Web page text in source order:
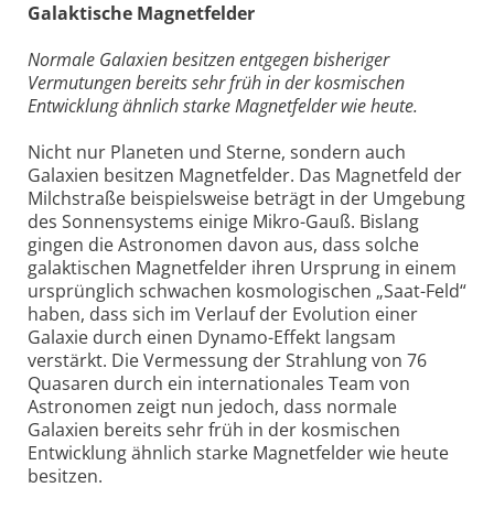
Galaktische Magnetfelder
Normale Galaxien besitzen entgegen bisheriger
Vermutungen bereits sehr früh in der kosmischen
Entwicklung ähnlich starke Magnetfelder wie heute.
Nicht nur Planeten und Sterne, sondern auch
Galaxien besitzen Magnetfelder. Das Magnetfeld der
Milchstraße beispielsweise beträgt in der Umgebung
des Sonnensystems einige Mikro-Gauß. Bislang
gingen die Astronomen davon aus, dass solche
galaktischen Magnetfelder ihren Ursprung in einem
ursprünglich schwachen kosmologischen „Saat-Feld“
haben, dass sich im Verlauf der Evolution einer
Galaxie durch einen Dynamo-Effekt langsam
verstärkt. Die Vermessung der Strahlung von 76
Quasaren durch ein internationales Team von
Astronomen zeigt nun jedoch, dass normale
Galaxien bereits sehr früh in der kosmischen
Entwicklung ähnlich starke Magnetfelder wie heute
besitzen.